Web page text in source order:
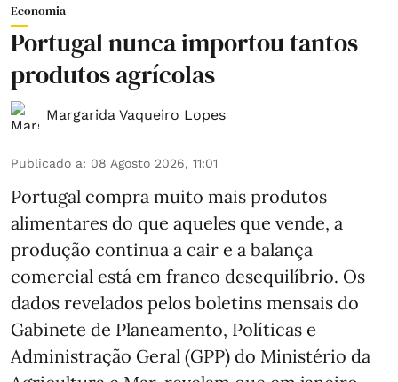
Economia
Portugal nunca importou tantos
produtos agrícolas
Margarida Vaqueiro Lopes
Publicado a: 08 Agosto 2026, 11:01
Portugal compra muito mais produtos
alimentares do que aqueles que vende, a
produção continua a cair e a balança
comercial está em franco desequilíbrio. Os
dados revelados pelos boletins mensais do
Gabinete de Planeamento, Políticas e
Administração Geral (GPP) do Ministério da